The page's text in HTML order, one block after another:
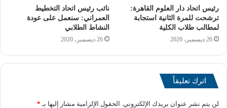
وأضاف الدكتور ناصر عبد الباري أن هذه الزيارات تتم بالتنسيق
الكامل بين إدارتي التربية العسكرية بالجامعة وإدارة إعداد القادة
مع قوات الدفاع الشعبي والقوات المسلحة للوقوف على مدى
رئيس اتحاد دار العلوم القاهرة:
ترشحت للمرة الثانية استجابة
لمطالب طلاب الكلية
26 ديسمبر، 2020
نائب رئيس اتحاد التخطيط
العمراني: سنعمل على عودة
النشاط الطلابي
26 ديسمبر، 2020
اترك تعليقاً
لن يتم نشر عنوان بريدك الإلكتروني. الحقول الإلزامية مشار إليها بـ *